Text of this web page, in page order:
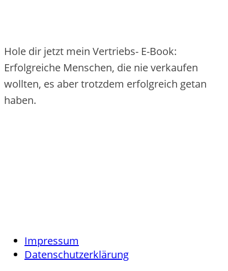
Hole dir jetzt mein Vertriebs- E-Book:
Erfolgreiche Menschen, die nie verkaufen
wollten, es aber trotzdem erfolgreich getan
haben.
Impressum
Datenschutzerklärung